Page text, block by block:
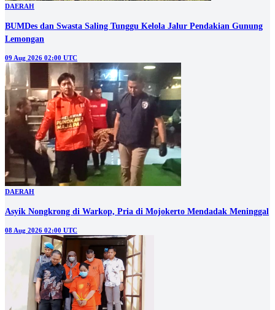
DAERAH
BUMDes dan Swasta Saling Tunggu Kelola Jalur Pendakian Gunung
Lemongan
09 Aug 2026 02:00 UTC
DAERAH
Asyik Nongkrong di Warkop, Pria di Mojokerto Mendadak Meninggal
08 Aug 2026 02:00 UTC